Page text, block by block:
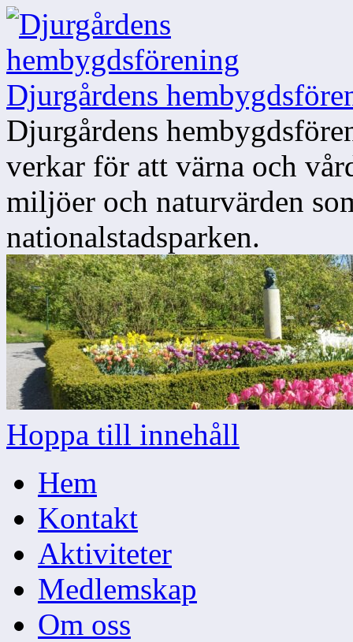
Djurgårdens
Djurgårdens
verkar för att värna och
miljöer och naturvärden
nationalstadsparken.
Hoppa till innehåll
Hem
Kontakt
Aktiviteter
Medlemskap
Om oss